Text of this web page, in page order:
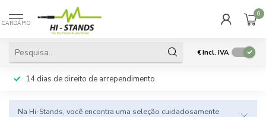
CARDÁPIO
0
€Incl. IVA
14 dias de direito de arrependimento
Na Hi-Stands, você encontra uma seleção cuidadosamente